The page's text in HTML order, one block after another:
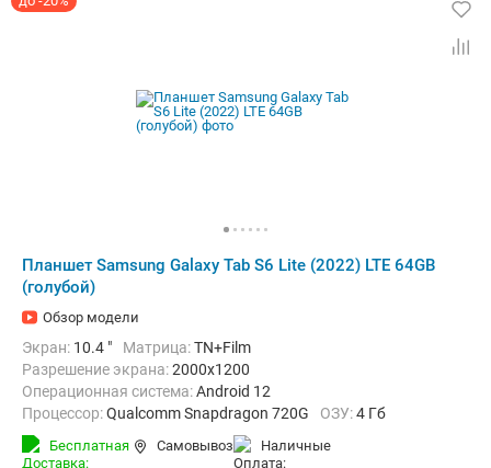
Планшет Samsung Galaxy Tab S6 Lite (2022) LTE 64GB
(голубой)
Обзор модели
Экран: 10.4 " Матрица:TN+Film
Разрешение экрана:2000x1200
Операционная система:Android 12
Процессор:Qualcomm Snapdragon 720G ОЗУ:4 Гб
Встроенная память:
Тыловая камера:
Беспроводная связь:
4G (LTE), Bluetooth, Wi-Fi
Бесплатная Самовывоз наличные